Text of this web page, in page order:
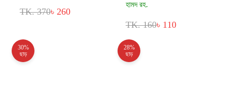
TK. 370৳ 260
হামদ রহ.
TK. 160৳ 110
30%
ছাড়
28%
ছাড়